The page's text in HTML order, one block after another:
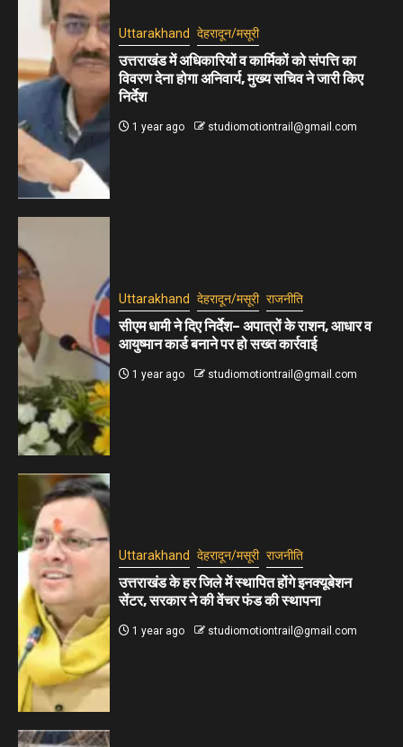
Uttarakhand देहरादून/मसूरी
उत्तराखंड में अधिकारियों व कार्मिकों को संपत्ति का
विवरण देना होगा अनिवार्य, मुख्य सचिव ने जारी किए
निर्देश
1 year ago studiomotiontrail@gmail.com
Uttarakhand देहरादून/मसूरी राजनीति
सीएम धामी ने दिए निर्देश– अपात्रों के राशन, आधार व
आयुष्मान कार्ड बनाने पर हो सख्त कार्रवाई
1 year ago studiomotiontrail@gmail.com
Uttarakhand देहरादून/मसूरी राजनीति
उत्तराखंड के हर जिले में स्थापित होंगे इनक्यूबेशन
सेंटर, सरकार ने की वेंचर फंड की स्थापना
1 year ago studiomotiontrail@gmail.com